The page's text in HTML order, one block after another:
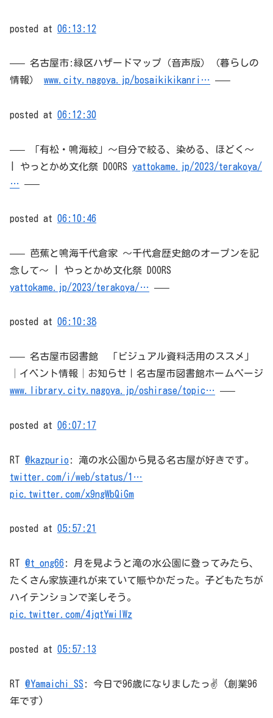
posted at 06:13:12
—– 名古屋市:緑区ハザードマップ（音声版）（暮らしの
情報） www.city.nagoya.jp/bosaikikikanri… —–
posted at 06:12:30
—– 「有松・鳴海絞」～自分で絞る、染める、ほどく～
| やっとかめ文化祭 DOORS yattokame.jp/2023/terakoya/
…
—–
posted at 06:10:46
—– 芭蕉と鳴海千代倉家 〜千代倉歴史館のオープンを記
念して〜 | やっとかめ文化祭 DOORS
yattokame.jp/2023/terakoya/…
—–
posted at 06:10:38
—– 名古屋市図書館 「ビジュアル資料活用のススメ」
│イベント情報│お知らせ｜名古屋市図書館ホームページ
www.library.city.nagoya.jp/oshirase/topic…
—–
posted at 06:07:17
RT @kazpurio: 滝の水公園から見る名古屋が好きです。
twitter.com/i/web/status/1…
pic.twitter.com/x9ngWbQiGm
posted at 05:57:21
RT @t_ong66 : 月を見ようと滝の水公園に登ってみたら、
たくさん家族連れが来ていて賑やかだった。子どもたちが
ハイテンションで楽しそう。
pic.twitter.com/4jqtYwiIWz
posted at 05:57:13
RT @Yamaichi_SS : 今日で96歳になりましたっ✌ (創業96
年です)